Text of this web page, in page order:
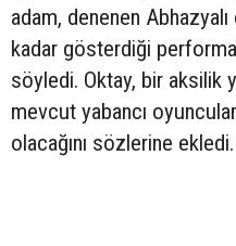
adam, denenen
kadar gösterdiği
söyledi. Oktay, bir aksilik
mevcut yabancı
olacağını sözlerine ekledi.